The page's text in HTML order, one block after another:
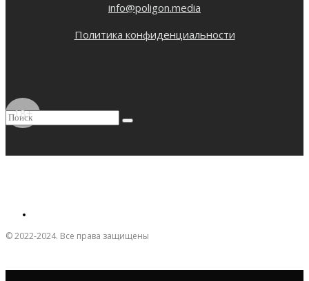
info@poligon.media
Политика конфиденциальности
18+
© 2022-2024. Все права защищены